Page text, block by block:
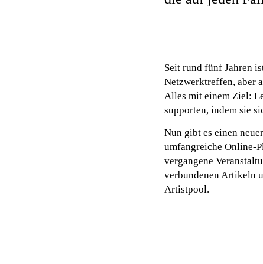
Seit rund fünf Jahren
Netzwerktreffen, aber
Alles mit einem Ziel:
supporten, indem sie
Nun gibt es einen
umfangreiche Online-
vergangene
verbundenen Artikeln
Artistpool.